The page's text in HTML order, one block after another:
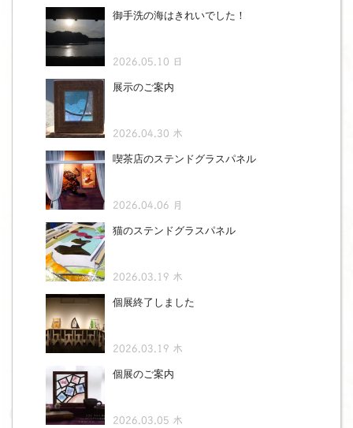
御手洗の海はきれいでした！
2026.05.10 日
展示のご案内
2026.04.30 木
喫茶店のステンドグラスパネル
2026.04.06 月
猫のステンドグラスパネル
2026.03.19 木
個展終了しました
2026.03.19 木
個展のご案内
2026.03.05 木